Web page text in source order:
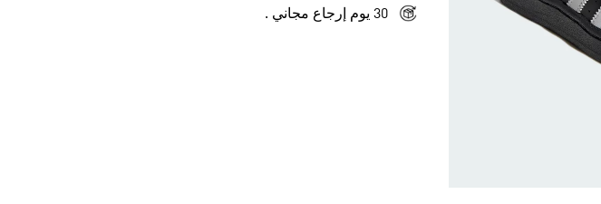
30 يوم إرجاع مجاني .